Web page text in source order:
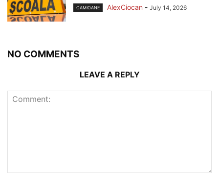
CAMIOANE AlexCiocan - July 14, 2026
NO COMMENTS
LEAVE A REPLY